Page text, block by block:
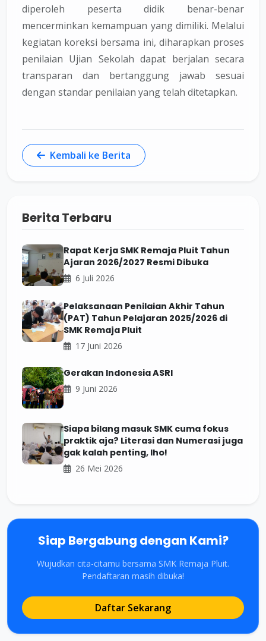
diperoleh peserta didik benar-benar
mencerminkan kemampuan yang dimiliki. Melalui
kegiatan koreksi bersama ini, diharapkan proses
penilaian Ujian Sekolah dapat berjalan secara
transparan dan bertanggung jawab sesuai
dengan standar penilaian yang telah ditetapkan.
Kembali ke Berita
Berita Terbaru
Rapat Kerja SMK Remaja Pluit Tahun
Ajaran 2026/2027 Resmi Dibuka
6 Juli 2026
Pelaksanaan Penilaian Akhir Tahun
(PAT) Tahun Pelajaran 2025/2026 di
SMK Remaja Pluit
17 Juni 2026
Gerakan Indonesia ASRI
9 Juni 2026
Siapa bilang masuk SMK cuma fokus
praktik aja? Literasi dan Numerasi juga
gak kalah penting, lho!
26 Mei 2026
Siap Bergabung dengan Kami?
Wujudkan cita-citamu bersama SMK Remaja Pluit.
Pendaftaran masih dibuka!
Daftar Sekarang